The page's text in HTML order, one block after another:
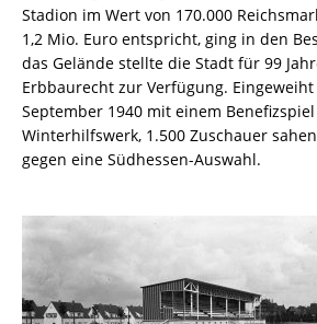
Stadion im Wert von 170.000
1,2 Mio. Euro entspricht, ging in den
das Gelände stellte die Stadt für 99
Erbbaurecht zur Verfügung.
September 1940 mit einem
Winterhilfswerk, 1.500 Zuschauer
gegen eine Südhessen-Auswahl.